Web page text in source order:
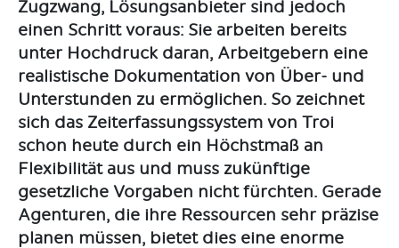
Zugzwang, Lösungsanbieter sind jedoch
einen Schritt voraus: Sie arbeiten bereits
unter Hochdruck daran, Arbeitgebern eine
realistische Dokumentation von Über- und
Unterstunden zu ermöglichen. So zeichnet
sich das Zeiterfassungssystem von Troi
schon heute durch ein Höchstmaß an
Flexibilität aus und muss zukünftige
gesetzliche Vorgaben nicht fürchten. Gerade
Agenturen, die ihre Ressourcen sehr präzise
planen müssen, bietet dies eine enorme